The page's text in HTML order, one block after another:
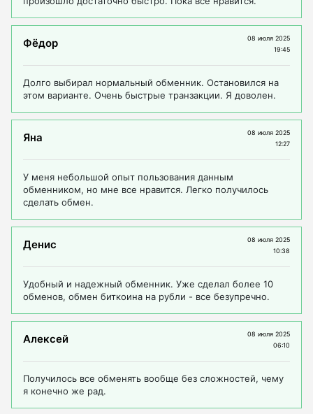
Фёдор
08 июля 2025
19:45
Долго выбирал нормальный обменник. Остановился на
этом варианте. Очень быстрые транзакции. Я доволен.
Яна
08 июля 2025
12:27
У меня небольшой опыт пользования данным
обменником, но мне все нравится. Легко получилось
сделать обмен.
Денис
08 июля 2025
10:38
Удобный и надежный обменник. Уже сделал более 10
обменов, обмен биткоина на рубли - все безупречно.
Алексей
08 июля 2025
06:10
Получилось все обменять вообще без сложностей, чему
я конечно же рад.